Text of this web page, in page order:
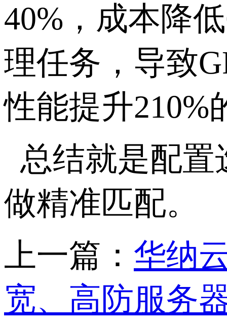
40% ，成本降低
理任务，导致
性能提升210%
总结就是配置
做精准匹配。
上一篇： 华纳
宽、高防服务